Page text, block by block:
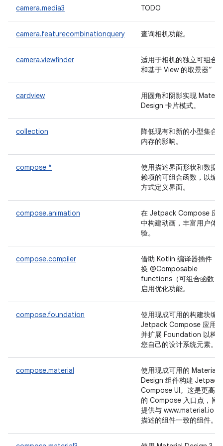
camera.media3 TODO
camera.featurecombinationquery 查询相机功能。
camera.viewfinder
适用于相机的独立可组合
和基于 View 的取景器”
cardview
用圆角和阴影实现
Design 卡片模式。
collection
降低现有和新的小型集合
内存的影响。
compose *
使用描述界面形状和数据
赖项的可组合函数，以编
方式定义界面。
compose.animation
在 Jetpack Compose 应
中构建动画，丰富用户体
验。
compose.compiler
借助 Kotlin 编译器插件，
换 @Composable
functions（可组合函数）
启用优化功能。
compose.foundation
使用现成可用的构建块编
Jetpack Compose 应用，
并扩展 Foundation 以构
您自己的设计系统元素。
compose.material
使用现成可用的 Material
Design 组件构建 Jetpack
Compose UI。这是更高
的 Compose 入口点，旨
提供与 www.material.io 上
描述的组件一致的组件。